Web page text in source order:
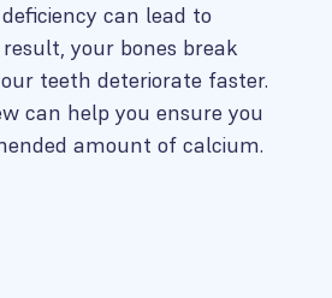
can lead to
result, your bones break
teeth deteriorate faster.
can help you ensure you
amount of calcium.